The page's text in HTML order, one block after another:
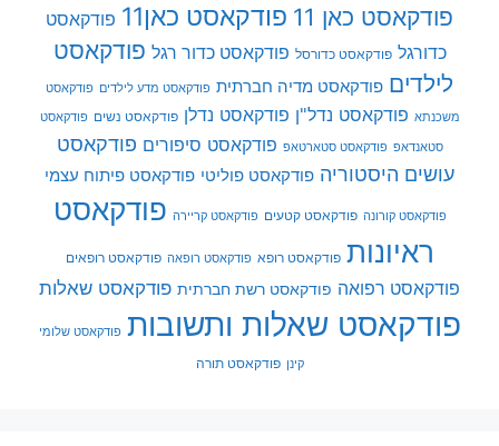
פודקאסט כאן 11 פודקאסט כאן11
פודקאסט
כדורגל פודקאסט כדורסל פודקאסט כדור רגל פודקאסט
לילדים פודקאסט מדיה חברתית פודקאסט מדע לילדים פודקאסט
משכנתא פודקאסט נדל"ן פודקאסט נדלן פודקאסט נשים פודקאסט
סטאנדאפ פודקאסט סטארטאפ פודקאסט סיפורים פודקאסט
עושים היסטוריה פודקאסט פוליטי פודקאסט פיתוח עצמי
פודקאסט קורונה פודקאסט קטעים פודקאסט קריירה פודקאסט
ראיונות פודקאסט רופא פודקאסט רופאה פודקאסט רופאים
פודקאסט רפואה פודקאסט רשת חברתית פודקאסט שאלות
פודקאסט שאלות ותשובות פודקאסט שלומי
קינן פודקאסט תורה